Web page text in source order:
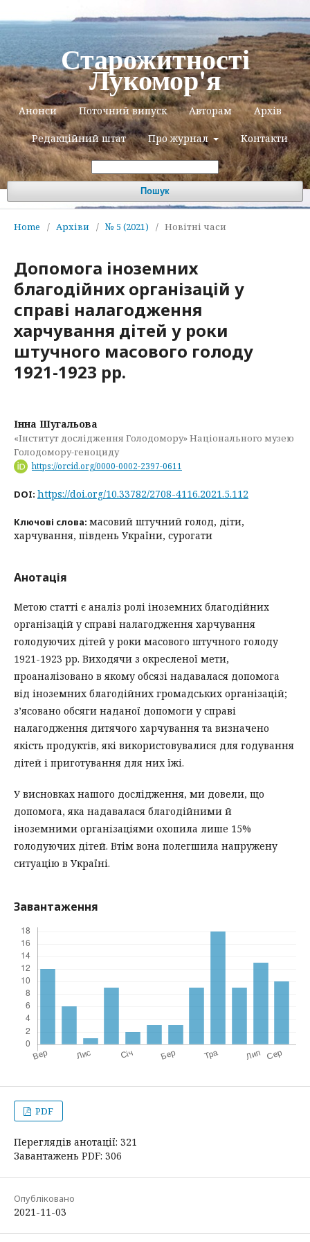
Старожитності
Лукомор'я
Анонси Поточний випуск Авторам Архів
Редакційний штат Про журнал Контакти
Пошук
Home / Архіви / № 5 (2021) / Новітні часи
Допомога іноземних
благодійних організацій у
справі налагодження
харчування дітей у роки
штучного масового голоду
1921-1923 рр.
Інна Шугальова
«Інститут дослідження Голодомору» Національного музею
Голодомору-геноциду
https://orcid.org/0000-0002-2397-0611
DOI: https://doi.org/10.33782/2708-4116.2021.5.112
Ключові слова: масовий штучний голод, діти,
харчування, південь України, сурогати
Анотація
Метою статті є аналіз ролі іноземних благодійних
організацій у справі налагодження харчування
голодуючих дітей у роки масового штучного голоду
1921-1923 рр. Виходячи з окресленої мети,
проаналізовано в якому обсязі надавалася допомога
від іноземних благодійних громадських організацій;
з’ясовано обсяги наданої допомоги у справі
налагодження дитячого харчування та визначено
якість продуктів, які використовувалися для годування
дітей і приготування для них їжі.
У висновках нашого дослідження, ми довели, що
допомога, яка надавалася благодійними й
іноземними організаціями охопила лише 15%
голодуючих дітей. Втім вона полегшила напружену
ситуацію в Україні.
Завантаження
PDF
Переглядів анотації: 321
Завантажень PDF: 306
Опубліковано
2021-11-03